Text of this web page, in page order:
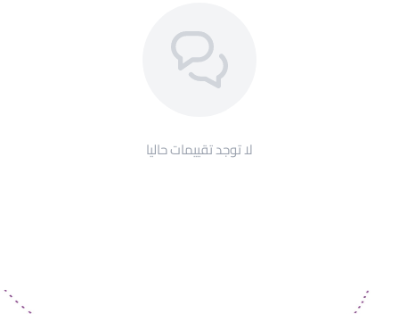
لا توجد تقييمات حاليا